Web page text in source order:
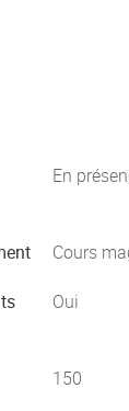
En
Cours
Oui
150